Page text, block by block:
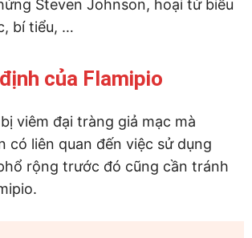
Steven Johnson, hoại tử biểu
bí tiểu, …
của Flamipio
viêm đại tràng giả mạc mà
có liên quan đến việc sử dụng
rộng trước đó cũng cần tránh